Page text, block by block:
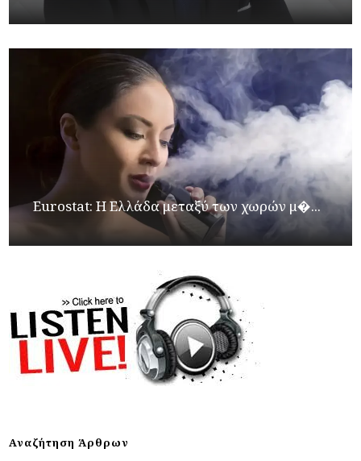
Eurostat: Η Ελλάδα μεταξύ των χωρών μ�...
Αναζήτηση Άρθρων